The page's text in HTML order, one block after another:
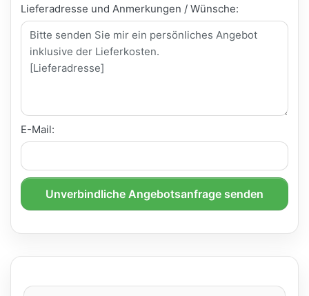
Lieferadresse und Anmerkungen / Wünsche:
E-Mail:
Unverbindliche Angebotsanfrage senden